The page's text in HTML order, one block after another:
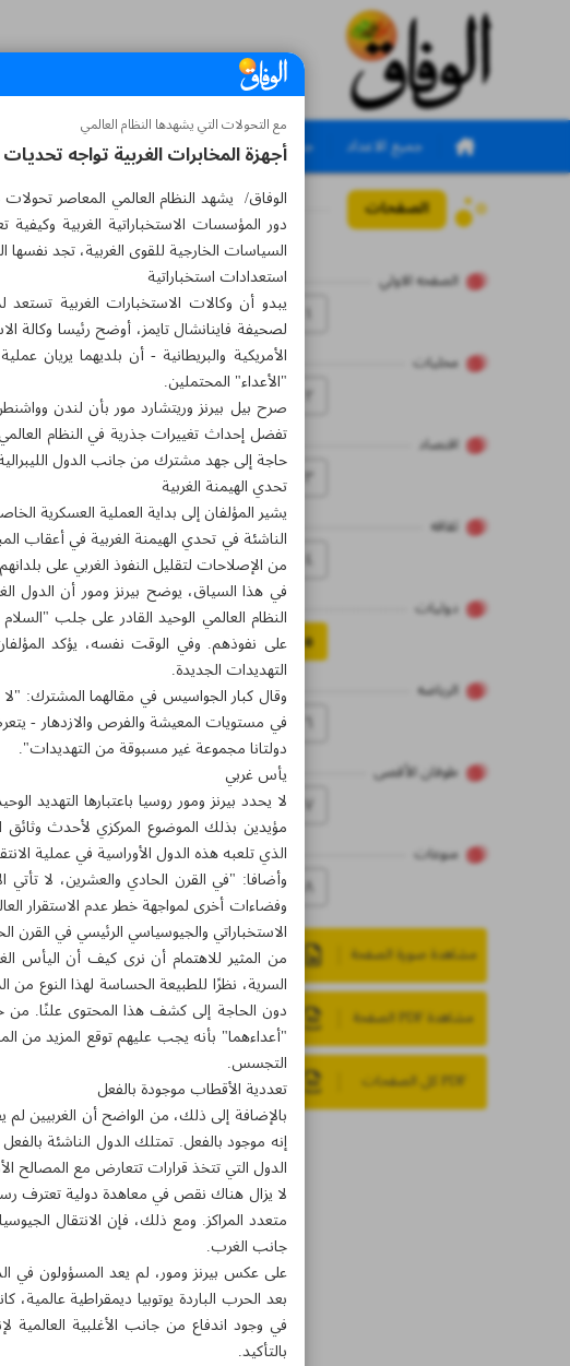
جميع الاعداد جميع الملاحق
الصفحات
الصفحه الاولي
محلیات
۲
اقتصاد
۳
ثقاقه
٤
دولیات
٥
الریاضه
٦
طوفان الأقصى
۷
منوعات
۸
مشاهدة صورة الصفحة
مشاهدة PDF الصفحة
PDF كل الصفحات
العدد سبعة آلاف وخمسمائة وواحد
مع التحولات التي يشهدها النظام العالمي
أجهزة المخابرات الغربية تواجه
الوفاق/ يشهد النظام العالمي المعاصر
دور المؤسسات الاستخباراتية الغربية
السياسات الخارجية للقوى الغربية، تجد
استعدادات استخباراتية
يبدو أن وكالات الاستخبارات الغربية
الأمريكية والبريطانية - أن بلديهما يريان
"الأعداء" المحتملين.
صرح بيل بيرنز وريتشارد مور بأن لندن
تفضل إحداث تغييرات جذرية في النظام
حاجة إلى جهد مشترك من جانب الدول
تحدي الهيمنة الغربية
يشير المؤلفان إلى بداية العملية العسكرية
الناشئة في تحدي الهيمنة الغربية في أعقاب
من الإصلاحات لتقليل النفوذ الغربي على
في هذا السياق، يوضح بيرنز ومور أن الدول
النظام العالمي الوحيد القادر على جلب
على نفوذهم. وفي الوقت نفسه، يؤكد المؤلفان
التهديدات الجديدة.
وقال كبار الجواسيس في مقالهما المشترك: "لا
في مستويات المعيشة والفرص والازدهار -
دولتانا مجموعة غير مسبوقة من التهديدات".
يأس غربي
لا يحدد بيرنز ومور روسيا باعتبارها التهديد
مؤيدين بذلك الموضوع المركزي لأحدث وثائق
الذي تلعبه هذه الدول الأوراسية في عملية
وأضافا: "في القرن الحادي والعشرين، لا
وفضاءات أخرى لمواجهة خطر عدم الاستقرار
الاستخباراتي والجيوسياسي الرئيسي في القرن
من المثير للاهتمام أن نرى كيف أن اليأس
السرية، نظرًا للطبيعة الحساسة لهذا النوع
دون الحاجة إلى كشف هذا المحتوى علنًا. من
"أعداءهما" بأنه يجب عليهم توقع المزيد من
التجسس.
تعددية الأقطاب موجودة بالفعل
بالإضافة إلى ذلك، من الواضح أن الغربيين
إنه موجود بالفعل. تمتلك الدول الناشئة
الدول التي تتخذ قرارات تتعارض مع
لا يزال هناك نقص في معاهدة دولية تعترف
متعدد المراكز. ومع ذلك، فإن الانتقال
جانب الغرب.
على عكس بيرنز ومور، لم يعد المسؤولون في
بعد الحرب الباردة يوتوبيا ديمقراطية
في وجود اندفاع من جانب الأغلبية
بالتأكيد.